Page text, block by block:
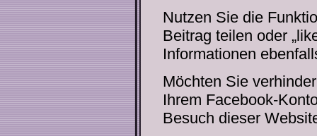
Nutzen Sie die
Beitrag teilen oder
Informationen
Möchten Sie
Ihrem Facebook-
Besuch dieser